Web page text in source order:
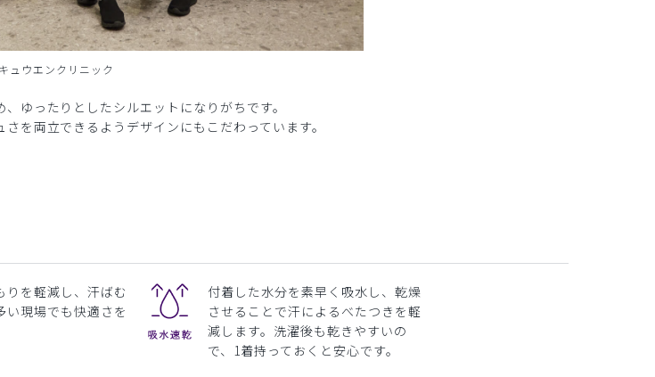
キュウエンクリニック
ゆったりとしたシルエットになりがちです。
を両立できるようデザインにもこだわっています。
りを軽減し、汗ばむ
い現場でも快適さを
付着した水分を素早く吸水し、乾燥
させることで汗によるべたつきを軽
減します。洗濯後も乾きやすいの
で、1着持っておくと安心です。